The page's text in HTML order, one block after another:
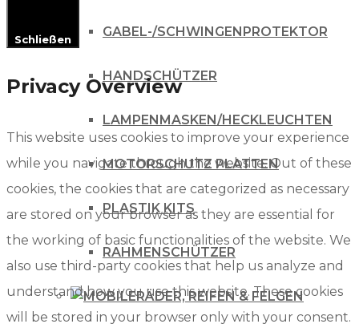
GABEL-/SCHWINGENPROTEKTOR
HANDSCHÜTZER
LAMPENMASKEN/HECKLEUCHTEN
MOTORSCHUTZ PLATTEN
PLASTIK KITS
RAHMENSCHÜTZER
RÄDER, REIFEN & FELGEN
Schließen
Privacy Overview
This website uses cookies to improve your experience
while you navigate through the website. Out of these
cookies, the cookies that are categorized as necessary
are stored on your browser as they are essential for
the working of basic functionalities of the website. We
also use third-party cookies that help us analyze and
understand how you use this website. These cookies
will be stored in your browser only with your consent.